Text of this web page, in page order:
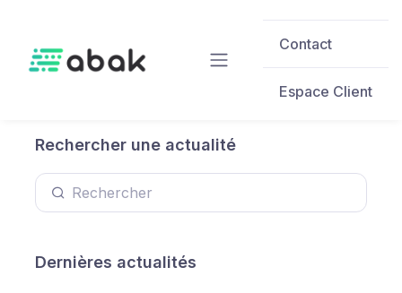
Contact
Espace Client
Rechercher une actualité
Dernières actualités